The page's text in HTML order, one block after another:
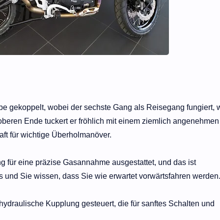
gekoppelt, wobei der sechste Gang als Reisegang fungiert,
Ende tuckert er fröhlich mit einem ziemlich angenehmen
für wichtige Überholmanöver.
für eine präzise Gasannahme ausgestattet, und das ist
Sie wissen, dass Sie wie erwartet vorwärtsfahren werden.
Kupplung gesteuert, die für sanftes Schalten und